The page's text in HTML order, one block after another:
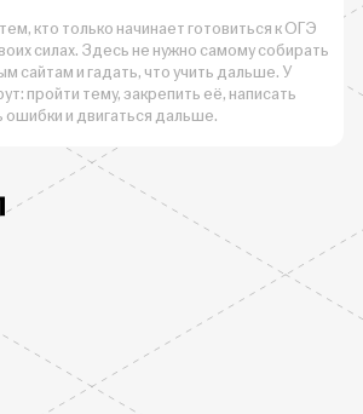
кто только начинает готовиться к ОГЭ
силах. Здесь не нужно самому собирать
сайтам и гадать, что учить дальше. У
пройти тему, закрепить её, написать
ошибки и двигаться дальше.